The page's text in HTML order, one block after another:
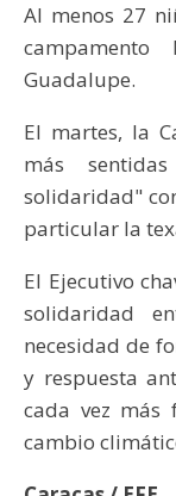
Al menos 27
Guadalupe.
El martes, la
más
solidaridad"
particular la
El Ejecutivo
solidaridad
necesidad de
y respuesta
cada vez más
cambio